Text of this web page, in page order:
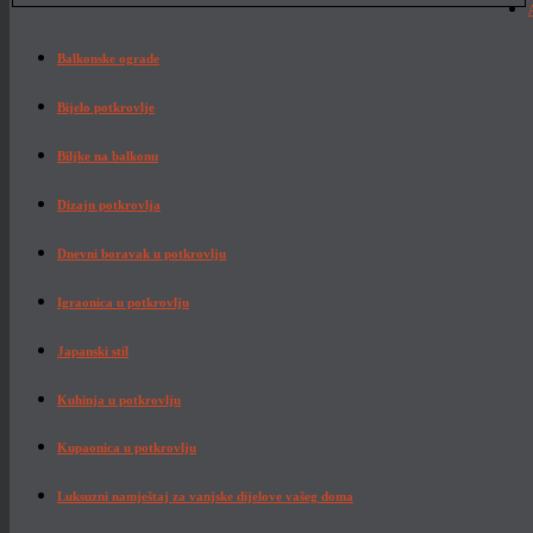
Balkonske ograde
Bijelo potkrovlje
Biljke na balkonu
Dizajn potkrovlja
Dnevni boravak u potkrovlju
Igraonica u potkrovlju
Japanski stil
Kuhinja u potkrovlju
Kupaonica u potkrovlju
Luksuzni namještaj za vanjske dijelove vašeg doma